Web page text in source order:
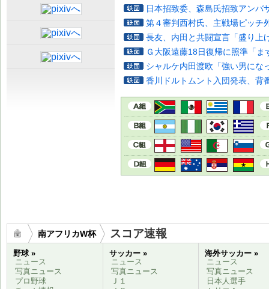
日本招致委、森島氏招致アンバ
第４審判西村氏、主戦場ピッチ
長友、内田と共闘宣言「盛り上
Ｇ大阪遠藤18日復帰に照準「ま
シャルケ内田渡欧「強い男にな
香川ドルトムント入団発表、背
南アフリカW杯 スコア速報
野球 »
ニュース
写真ニュース
プロ野球
サッカー »
ニュース
写真ニュース
Ｊ１
海外サッカー »
ニュース
写真ニュース
日本人選手